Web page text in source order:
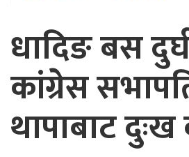
धादिङ बस
कांग्रेस
थापाबाट दुःख